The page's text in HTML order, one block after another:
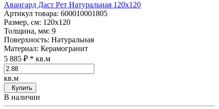
Авангард Даст Рет Натуральная 120x120
Артикул товара: 600010001805
Размер, см: 120x120
Толщина, мм: 9
Поверхность: Натуральная
Материал: Керамогранит
5 885 ₽ * кв.м
кв.м
Купить
В наличии